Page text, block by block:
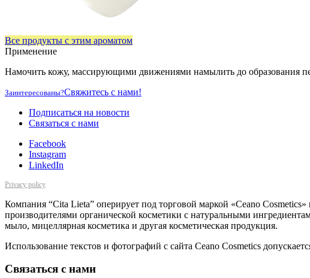
Все продукты с этим ароматом
Применение
Намочить кожу, массирующими движениями намылить до образования
Заинтересованы?Свяжитесь с нами!
Подписаться на новости
Cвязаться с нами
Facebook
Instagram
LinkedIn
Privacy policy
Компания “Cita Lieta” оперирует под торговой маркой «Ceano
производителями органической косметики с натуральными
мыло, мицеллярная косметика и другая косметическая продукция.
Использование текстов и фотографий с сайта Ceano Cosmetics
Cвязаться с нами